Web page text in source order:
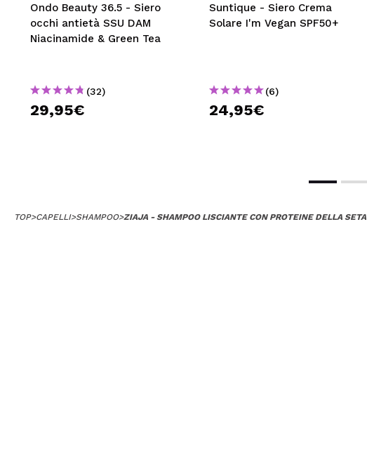
Ondo Beauty 36.5 - Siero
occhi antietà SSU DAM
Niacinamide & Green Tea
(32)
29,95€
Suntique - Siero Crema
Solare I'm Vegan SPF50+
(6)
24,95€
TOP>CAPELLI>SHAMPOO>ZIAJA - SHAMPOO LISCIANTE CON PROTEINE DELLA SETA